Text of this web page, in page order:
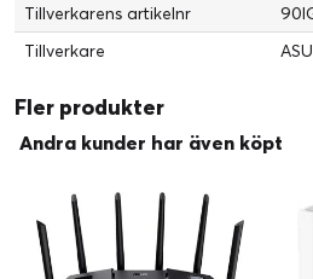
Tillverkarens artikelnr
Tillverkare
Fler produkter
Andra kunder har även köpt